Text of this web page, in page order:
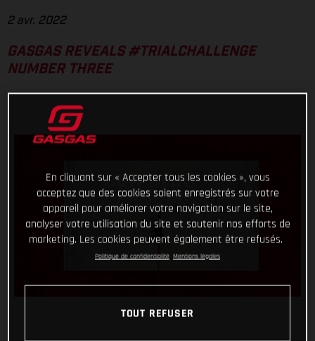
2 avr. 2022
GASGAS REVEALS #TRIALCHALLENGE
NUMBER THREE
En cliquant sur « Accepter tous les cookies », vous
acceptez que des cookies soient enregistrés sur votre
appareil pour améliorer votre navigation sur le site,
analyser votre utilisation du site et soutenir nos efforts de
marketing. Les cookies peuvent également être refusés.
Politique de confidentialité Mentions légales
TOUT REFUSER